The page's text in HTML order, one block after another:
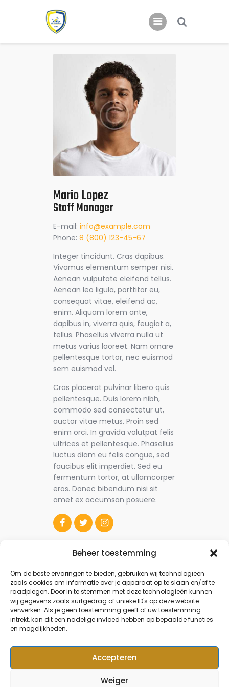
Beheer toestemming
Om de beste ervaringen te bieden, gebruiken wij technologieën
zoals cookies om informatie over je apparaat op te slaan en/of te
raadplegen. Door in te stemmen met deze technologieën kunnen
wij gegevens zoals surfgedrag of unieke ID's op deze website
verwerken. Als je geen toestemming geeft of uw toestemming
intrekt, kan dit een nadelige invloed hebben op bepaalde functies
en mogelijkheden.
Accepteren
Weiger
Mario Lopez
Staff Manager
E-mail: info@example.com
Phone: 8 (800) 123-45-67
Integer tincidunt. Cras dapibus.
Vivamus elementum semper nisi.
Aenean vulputate eleifend tellus.
Aenean leo ligula, porttitor eu,
consequat vitae, eleifend ac,
enim. Aliquam lorem ante,
dapibus in, viverra quis, feugiat a,
tellus. Phasellus viverra nulla ut
metus varius laoreet. Nam ornare
pellentesque tortor, nec euismod
sem euismod vel.
Cras placerat pulvinar libero quis
pellentesque. Duis lorem nibh,
commodo sed consectetur ut,
auctor vitae metus. Proin sed
enim orci. In gravida volutpat felis
ultrices et pellentesque. Phasellus
luctus diam eu felis congue, sed
faucibus elit imperdiet. Sed eu
fermentum tortor, at ullamcorper
eros. Donec bibendum nisi sit
amet ex accumsan posuere.